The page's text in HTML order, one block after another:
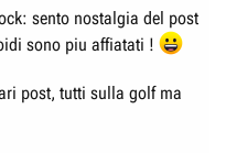
sento nostalgia del post
sono piu affiatati !
post, tutti sulla golf ma